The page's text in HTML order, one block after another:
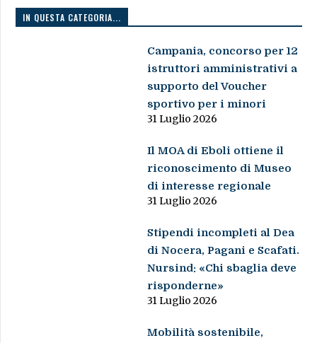
IN QUESTA CATEGORIA...
Campania, concorso per 12
istruttori amministrativi a
supporto del Voucher
sportivo per i minori
31 Luglio 2026
Il MOA di Eboli ottiene il
riconoscimento di Museo
di interesse regionale
31 Luglio 2026
Stipendi incompleti al Dea
di Nocera, Pagani e Scafati.
Nursind: «Chi sbaglia deve
risponderne»
31 Luglio 2026
Mobilità sostenibile,